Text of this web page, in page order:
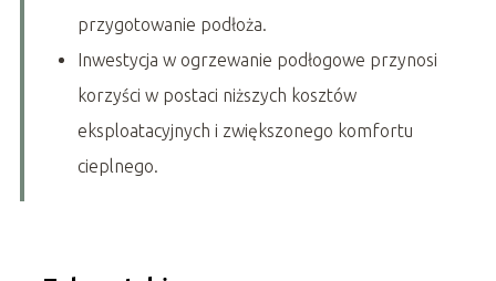
przygotowanie podłoża.
Inwestycja w ogrzewanie podłogowe przynosi
korzyści w postaci niższych kosztów
eksploatacyjnych i zwiększonego komfortu
cieplnego.